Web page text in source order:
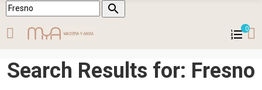

0
Search Results for: Fresno